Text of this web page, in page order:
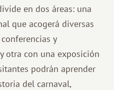
en dos áreas: una
que acogerá diversas
y
otra con una exposición
podrán aprender
del carnaval,